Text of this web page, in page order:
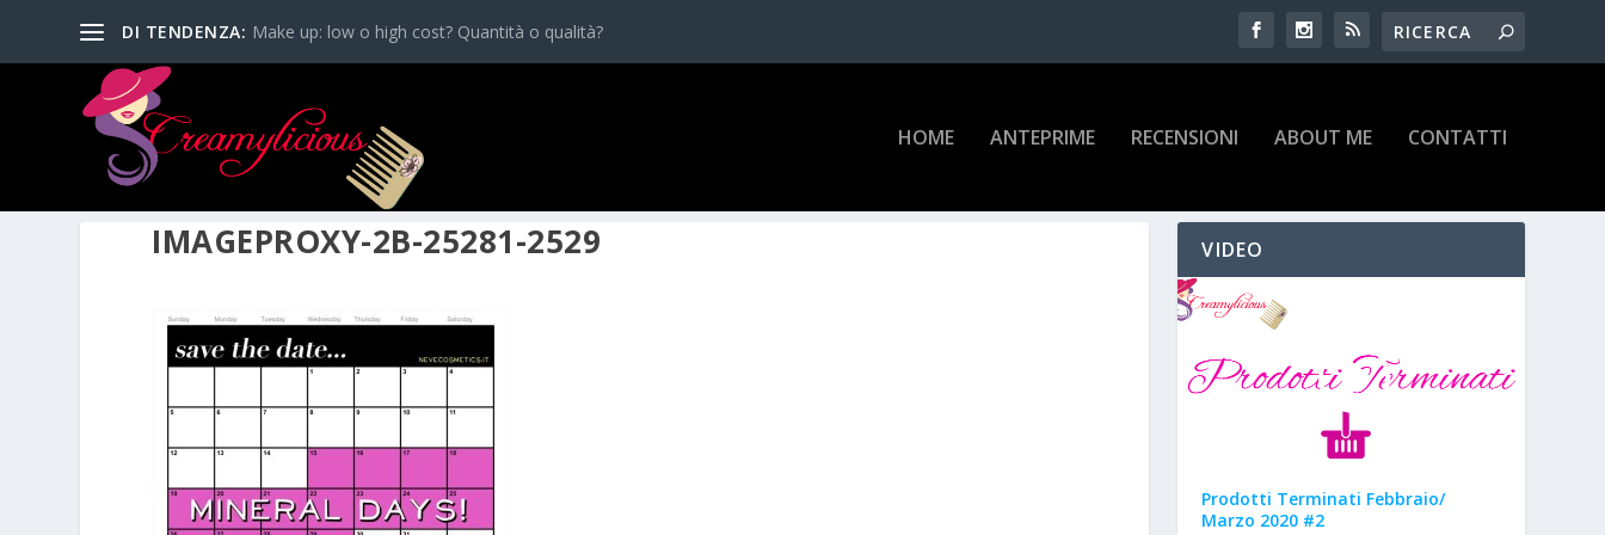
DI TENDENZA: Make up: low o high cost? Quantità o qualità?
HOME ANTEPRIME RECENSIONI ABOUT ME CONTATTI
IMAGEPROXY-2B-25281-2529 VIDEO
Prodotti Terminati Febbraio/
Marzo 2020 #2